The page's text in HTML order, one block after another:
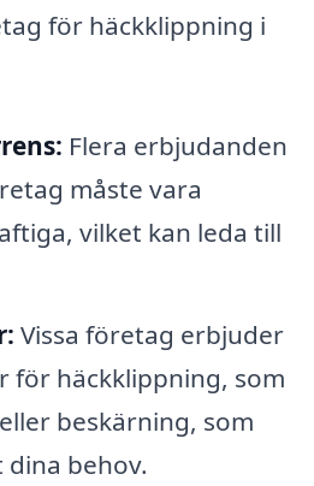
för häckklippning i
Flera erbjudanden
måste vara
vilket kan leda till
Vissa företag erbjuder
för häckklippning, som
beskärning, som
dina behov.